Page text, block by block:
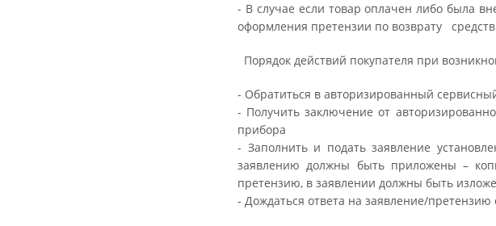
- В случае если товар оплачен либо была
оформления претензии по возврату
Порядок действий покупателя при
- Обратиться в авторизированный
- Получить заключение от
прибора
- Заполнить и подать заявление
заявлению должны быть приложены –
претензию, в заявлении должны быть
- Дождаться ответа на заявление/